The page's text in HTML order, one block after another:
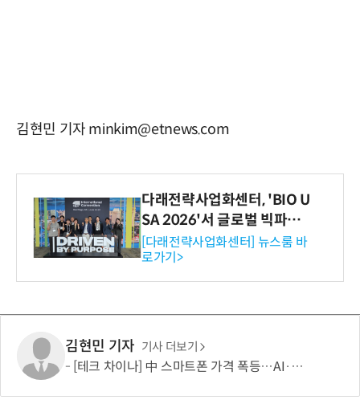
김현민 기자 minkim@etnews.com
다래전략사업화센터, 'BIO U
SA 2026'서 글로벌 빅파마
와의 비즈니스 미팅 지원…K
-바이오 해외 진출 교두보 확
보
[다래전략사업화센터] 뉴스룸 바
로가기>
김현민 기자 기사 더보기
[테크 차이나] 中 스마트폰 가격 폭등…AI·5G로 모바일 산업 패러다임 전환 모색